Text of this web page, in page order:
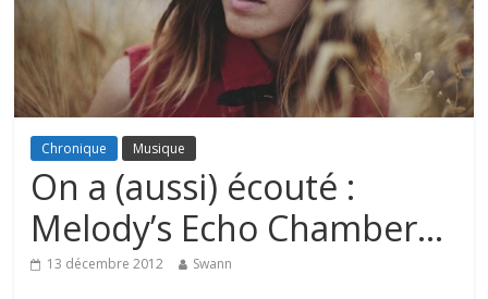
Chronique Musique
On a (aussi) écouté :
Melody’s Echo Chamber…
13 décembre 2012 Swann